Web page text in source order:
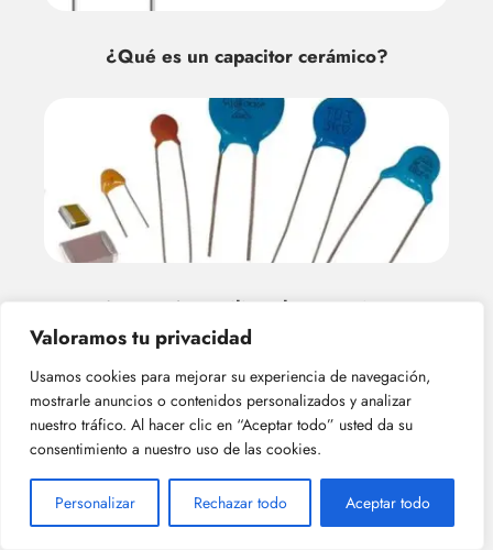
Valoramos tu privacidad
Usamos cookies para mejorar su experiencia de navegación,
mostrarle anuncios o contenidos personalizados y analizar
nuestro tráfico. Al hacer clic en “Aceptar todo” usted da su
consentimiento a nuestro uso de las cookies.
Personalizar Rechazar todo Aceptar todo
¿Qué es un capacitor cerámico?
¿Por qué se utilizan los capacitor
cerámicos?